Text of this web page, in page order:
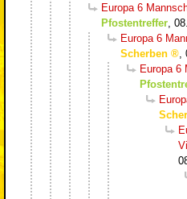
Europa 6
Pfostentreffer
Europa 6
Scherben
Europa 6